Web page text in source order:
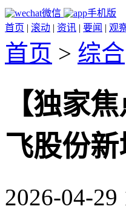
微信
手机版
首页 | 滚动 | 资讯 | 要闻 | 观
首页 > 综合
【独家
飞股份
2026-04-